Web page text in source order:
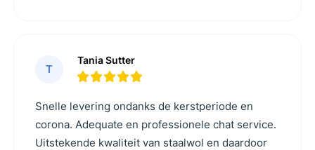
T
Tania Sutter
Snelle levering ondanks de kerstperiode en
corona. Adequate en professionele chat service.
Uitstekende kwaliteit van staalwol en daardoor